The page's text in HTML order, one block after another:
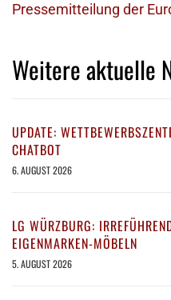
Pressemitteilung der
Weitere aktuelle
UPDATE:
CHATBOT
6. AUGUST 2026
LG WÜRZBURG:
EIGENMARKEN-MÖBELN
5. AUGUST 2026